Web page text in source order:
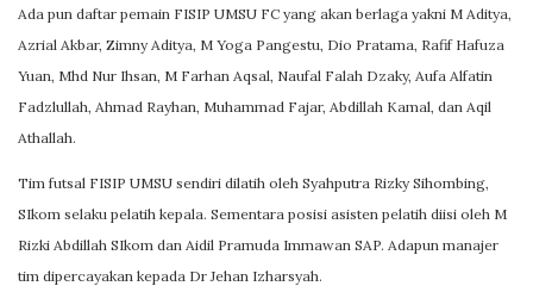
Ada pun daftar pemain FISIP UMSU FC yang akan berlaga yakni M Aditya,
Azrial Akbar, Zimny Aditya, M Yoga Pangestu, Dio Pratama, Rafif Hafuza
Yuan, Mhd Nur Ihsan, M Farhan Aqsal, Naufal Falah Dzaky, Aufa Alfatin
Fadzlullah, Ahmad Rayhan, Muhammad Fajar, Abdillah Kamal, dan Aqil
Athallah.
Tim futsal FISIP UMSU sendiri dilatih oleh Syahputra Rizky Sihombing,
SIkom selaku pelatih kepala. Sementara posisi asisten pelatih diisi oleh M
Rizki Abdillah SIkom dan Aidil Pramuda Immawan SAP. Adapun manajer
tim dipercayakan kepada Dr Jehan Izharsyah.